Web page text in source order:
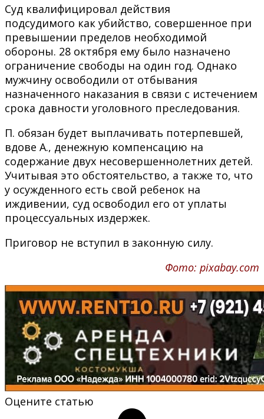
Суд квалифицировал действия
подсудимого как убийство, совершенное при
превышении пределов необходимой
обороны. 28 октября ему было назначено
ограничение свободы на один год. Однако
мужчину освободили от отбывания
назначенного наказания в связи с истечением
срока давности уголовного преследования.
П. обязан будет выплачивать потерпевшей,
вдове А., денежную компенсацию на
содержание двух несовершеннолетних детей.
Учитывая это обстоятельство, а также то, что
у осужденного есть свой ребенок на
иждивении, суд освободил его от уплаты
процессуальных издержек.
Приговор не вступил в законную силу.
Фото: pixabay.com
Оцените статью